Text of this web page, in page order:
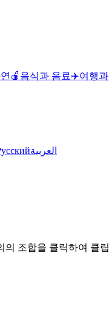
🍎 음식과 음료✈️여행
العربية
의 조합을 클릭하여 클